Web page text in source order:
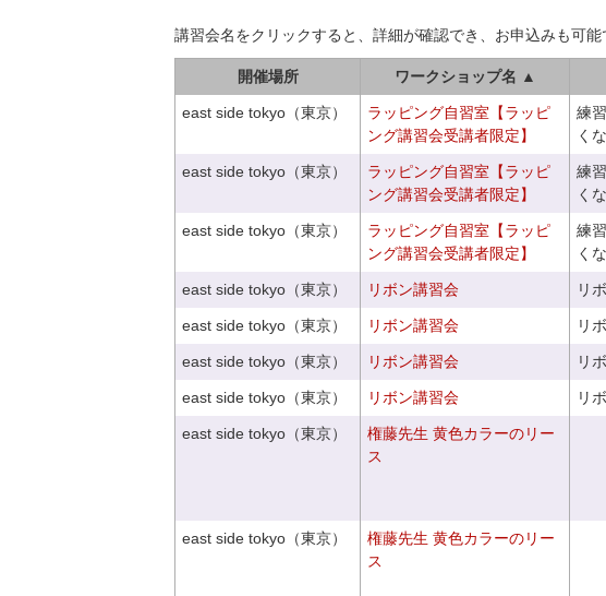
講習会名をクリックすると、詳細が確認でき、お申込みも可能
開催場所 ワークショップ名 ▲
east side tokyo（東京）
ラッピング自習室【ラッピ
ング講習会受講者限定】
練
く
east side tokyo（東京）
ラッピング自習室【ラッピ
ング講習会受講者限定】
練
く
east side tokyo（東京）
ラッピング自習室【ラッピ
ング講習会受講者限定】
練
く
east side tokyo（東京） リボン講習会 リ
east side tokyo（東京） リボン講習会 リ
east side tokyo（東京） リボン講習会 リ
east side tokyo（東京） リボン講習会 リ
east side tokyo（東京）
権藤先生 黄色カラーのリー
ス
east side tokyo（東京）
権藤先生 黄色カラーのリー
ス